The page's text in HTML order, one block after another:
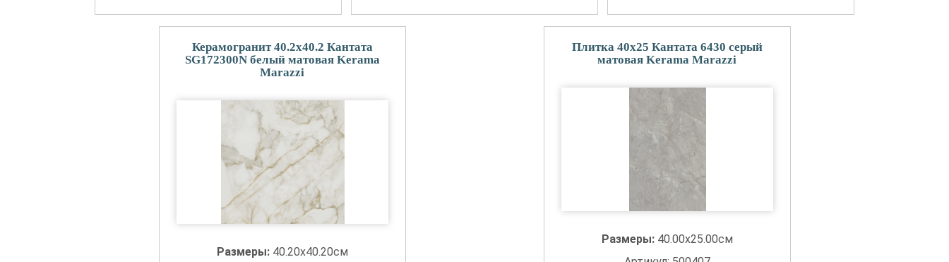
Керамогранит 40.2x40.2 Кантата
SG172300N белый матовая Kerama
Marazzi
Размеры: 40.20x40.20см
Плитка 40x25 Кантата 6430 серый
матовая Kerama Marazzi
Размеры: 40.00x25.00см